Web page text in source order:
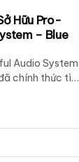
Hữu Pro-
– Blue
Audio System
chính thức tìm
hàng…